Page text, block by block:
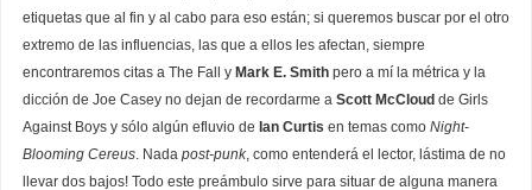
etiquetas que al fin y al cabo para eso están; si queremos buscar por el otro
extremo de las influencias, las que a ellos les afectan, siempre
encontraremos citas a The Fall y Mark E. Smithpero a mí la métrica y la
dicción de Joe Casey no dejan de recordarme a Scott McCloudde Girls
Against Boys y sólo algún efluvio de Ian Curtis en temas como Night-
Blooming Cereus. Nada post-punk, como entenderá el lector, lástima de no
llevar dos bajos! Todo este preámbulo sirve para situar de alguna manera